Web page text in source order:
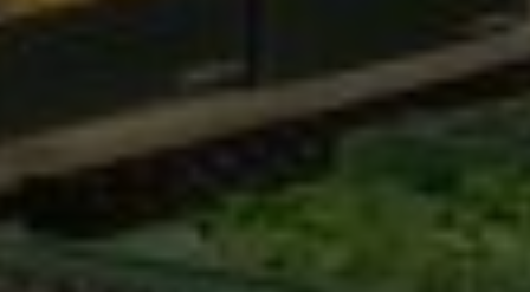
Externe Medien
Wenn Cookies von externen Medien akzeptiert
werden, bedarf der Zugriff auf externe Inhalte
keiner manuellen Zustimmung mehr.
Google Maps